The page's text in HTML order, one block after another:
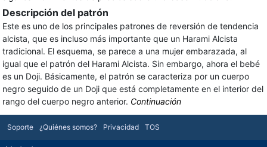
Descripción del patrón
Este es uno de los principales patrones de reversión de tendencia
alcista, que es incluso más importante que un Harami Alcista
tradicional. El esquema, se parece a una mujer embarazada, al
igual que el patrón del Harami Alcista. Sin embargo, ahora el bebé
es un Doji. Básicamente, el patrón se caracteriza por un cuerpo
negro seguido de un Doji que está completamente en el interior del
rango del cuerpo negro anterior. Continuación
Soporte ¿Quiénes somos? Privacidad TOS